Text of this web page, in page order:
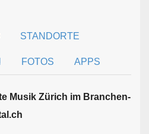
STANDORTE
FOTOS APPS
Musik Zürich im Branchen­